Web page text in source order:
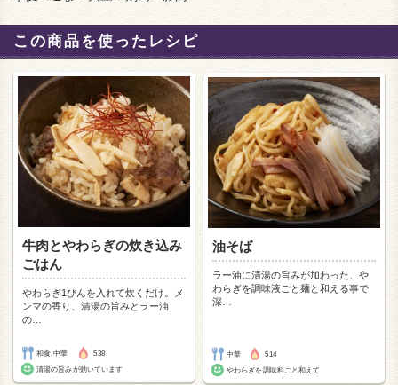
この商品を使ったレシピ
牛肉とやわらぎの炊き込み
ごはん
やわらぎ1びんを入れて炊くだけ。メ
ンマの香り、清湯の旨みとラー油
の
和食,中華
538
清湯の旨みが効いています
油そば
ラー油に清湯の旨みが加わった、や
わらぎを調味液ごと麺と和える事で
深
中華
514
やわらぎを調味料ごと和えて